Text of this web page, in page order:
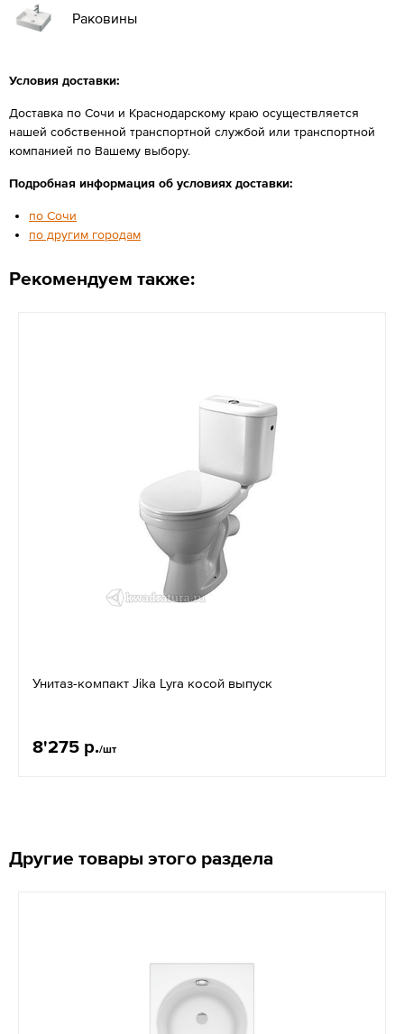
Раковины
Условия доставки:
Доставка по Сочи и Краснодарскому краю осуществляется
нашей собственной транспортной службой или транспортной
компанией по Вашему выбору.
Подробная информация об условиях доставки:
по Сочи
по другим городам
Рекомендуем также:
Унитаз-компакт Jika Lyra косой выпуск
8'275 р./шт
Другие товары этого раздела